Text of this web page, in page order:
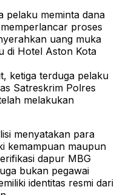
pelaku meminta dana
proses
uang muka
di Hotel Aston Kota
ketiga terduga pelaku
Satreskrim Polres
melakukan
menyatakan para
kemampuan maupun
dapur MBG
bukan pegawai
identitas resmi dari